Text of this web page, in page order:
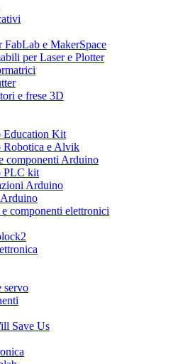
FabLab e MakerSpace
per Laser e Plotter
e frese 3D
Education Kit
Robotica e Alvik
componenti Arduino
PLC kit
Arduino
e componenti elettronici
servo
Save Us